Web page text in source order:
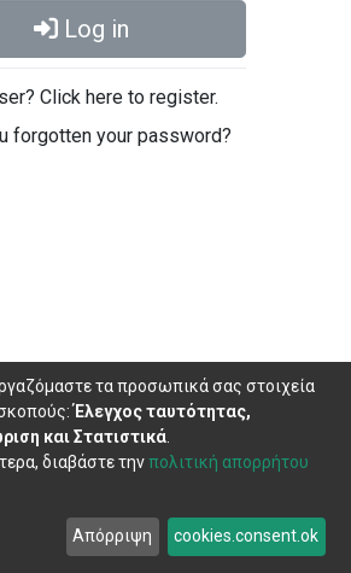
Log in
Click here to register.
forgotten your password?
End User
Agreement
Send
Feedback
τα προσωπικά σας στοιχεία
Έλεγχος ταυτότητας,
και Στατιστικά
διαβάστε τηνπολιτική απορρήτου
Απόρριψη cookies.consent.ok